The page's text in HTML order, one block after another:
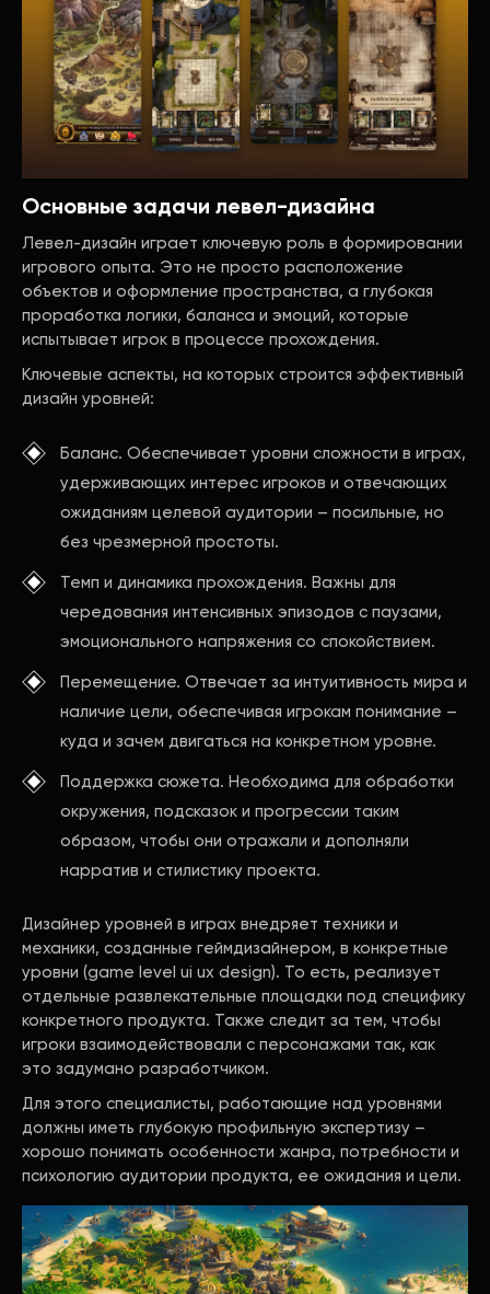
Основные задачи левел-дизайна
Левел-дизайн играет ключевую роль в формировании
игрового опыта. Это не просто расположение
объектов и оформление пространства, а глубокая
проработка логики, баланса и эмоций, которые
испытывает игрок в процессе прохождения.
Ключевые аспекты, на которых строится эффективный
дизайн уровней:
Баланс. Обеспечивает уровни сложности в играх,
удерживающих интерес игроков и отвечающих
ожиданиям целевой аудитории – посильные, но
без чрезмерной простоты.
Темп и динамика прохождения. Важны для
чередования интенсивных эпизодов с паузами,
эмоционального напряжения со спокойствием.
Перемещение. Отвечает за интуитивность мира и
наличие цели, обеспечивая игрокам понимание –
куда и зачем двигаться на конкретном уровне.
Поддержка сюжета. Необходима для обработки
окружения, подсказок и прогрессии таким
образом, чтобы они отражали и дополняли
нарратив и стилистику проекта.
Дизайнер уровней в играх внедряет техники и
механики, созданные геймдизайнером, в конкретные
уровни (game level ui ux design). То есть, реализует
отдельные развлекательные площадки под специфику
конкретного продукта. Также следит за тем, чтобы
игроки взаимодействовали с персонажами так, как
это задумано разработчиком.
Для этого специалисты, работающие над уровнями
должны иметь глубокую профильную экспертизу –
хорошо понимать особенности жанра, потребности и
психологию аудитории продукта, ее ожидания и цели.